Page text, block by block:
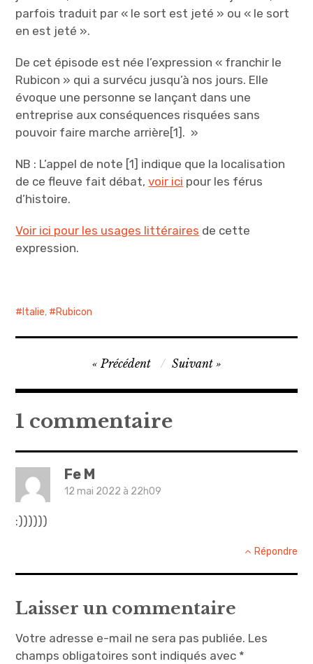
parfois traduit par « le sort est jeté » ou « le sort
en est jeté ».
De cet épisode est née l’expression « franchir le
Rubicon » qui a survécu jusqu’à nos jours. Elle
évoque une personne se lançant dans une
entreprise aux conséquences risquées sans
pouvoir faire marche arrière[1]. »
NB : L’appel de note [1] indique que la localisation
de ce fleuve fait débat,voir ici pour les férus
d’histoire.
Voir ici pour les usages littéraires de cette
expression.
Italie, Rubicon
Navigation
de
l’article
Précédent Suivant
1 commentaire
Fe M
12 mai 2022 à 22h09
:))))))
Répondre
Laisser un commentaire
Votre adresse e-mail ne sera pas publiée. Les
champs obligatoires sont indiqués avec *